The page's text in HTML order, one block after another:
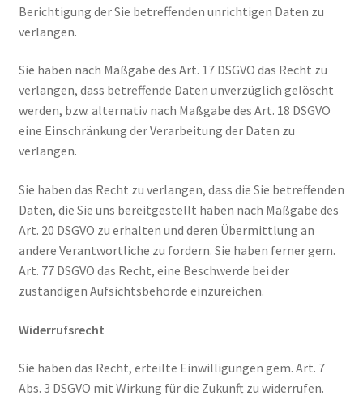
Berichtigung der Sie betreffenden unrichtigen Daten zu
verlangen.
Sie haben nach Maßgabe des Art. 17 DSGVO das Recht zu
verlangen, dass betreffende Daten unverzüglich gelöscht
werden, bzw. alternativ nach Maßgabe des Art. 18 DSGVO
eine Einschränkung der Verarbeitung der Daten zu
verlangen.
Sie haben das Recht zu verlangen, dass die Sie betreffenden
Daten, die Sie uns bereitgestellt haben nach Maßgabe des
Art. 20 DSGVO zu erhalten und deren Übermittlung an
andere Verantwortliche zu fordern. Sie haben ferner gem.
Art. 77 DSGVO das Recht, eine Beschwerde bei der
zuständigen Aufsichtsbehörde einzureichen.
Widerrufsrecht
Sie haben das Recht, erteilte Einwilligungen gem. Art. 7
Abs. 3 DSGVO mit Wirkung für die Zukunft zu widerrufen.